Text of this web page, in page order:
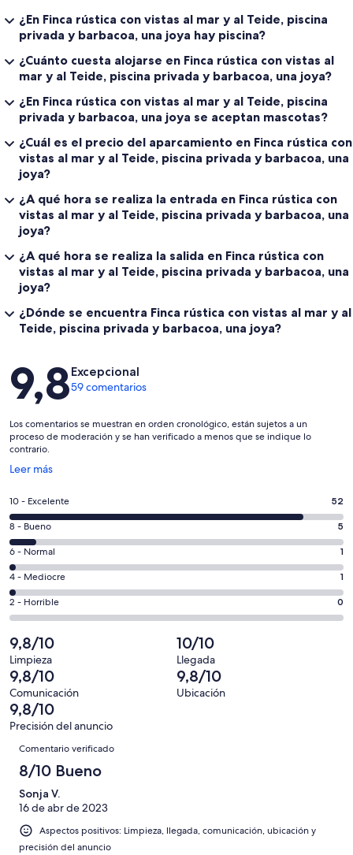
¿En Finca rústica con vistas al mar y al Teide, piscina
privada y barbacoa, una joya hay piscina?
¿Cuánto cuesta alojarse en Finca rústica con vistas al
mar y al Teide, piscina privada y barbacoa, una joya?
¿En Finca rústica con vistas al mar y al Teide, piscina
privada y barbacoa, una joya se aceptan mascotas?
¿Cuál es el precio del aparcamiento en Finca rústica con
vistas al mar y al Teide, piscina privada y barbacoa, una
joya?
¿A qué hora se realiza la entrada en Finca rústica con
vistas al mar y al Teide, piscina privada y barbacoa, una
joya?
¿A qué hora se realiza la salida en Finca rústica con
vistas al mar y al Teide, piscina privada y barbacoa, una
joya?
¿Dónde se encuentra Finca rústica con vistas al mar y al
Teide, piscina privada y barbacoa, una joya?
Comentarios
9,8Excepcional
59 comentarios
Los comentarios se muestran en orden cronológico, están sujetos a un
proceso de moderación y se han verificado a menos que se indique lo
contrario.
Leer más
Se
en
una
ventana
nueva
52
comentarios
de
un
total
de
59
con
una
puntuación
de
10
-
Excelente
10 - Excelente 52
5
comentarios
de
un
total
de
con
una
puntuación
de
8
-
Bueno
8 - Bueno 5
1
comentarios
de
un
total
de
59
con
una
puntuación
de
6
Normal
6 - Normal 1
1
comentarios
de
total
de
59
con
una
puntuación
de
Mediocre
4 - Mediocre 1
0
comentarios
de
un
total
de
59
con
puntuación
de
2 - Horrible 0
9,8/10
Limpieza
10/10
Llegada
9,8/10
Comunicación
9,8/10
Ubicación
9,8/10
Precisión del anuncio
Comentarios
Comentario verificado
8/10 Bueno
Sonja V.
16 de abr de 2023
Aspectos positivos: Limpieza, llegada, comunicación, ubicación y
precisión del anuncio